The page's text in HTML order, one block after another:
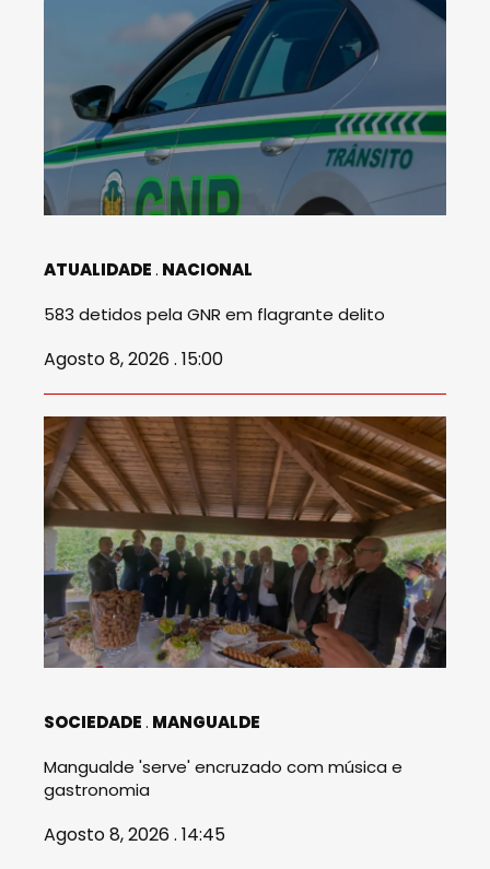
ATUALIDADE NACIONAL
583 detidos pela GNR em flagrante delito
Agosto 8, 2026 . 15:00
SOCIEDADE MANGUALDE
Mangualde 'serve' encruzado com música e
gastronomia
Agosto 8, 2026 . 14:45